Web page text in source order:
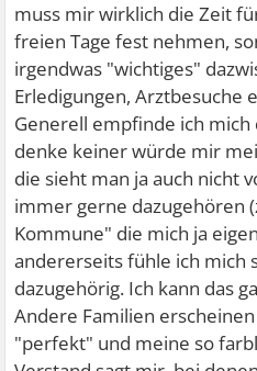
muss mir wirklich die Zeit
freien Tage fest nehmen,
irgendwas "wichtiges"
Erledigungen, Arztbesuche
Generell empfinde ich mich
denke keiner würde mir
die sieht man ja auch nicht
immer gerne dazugehören
Kommune" die mich ja
andererseits fühle ich mich
dazugehörig. Ich kann das
Andere Familien
"perfekt" und meine so